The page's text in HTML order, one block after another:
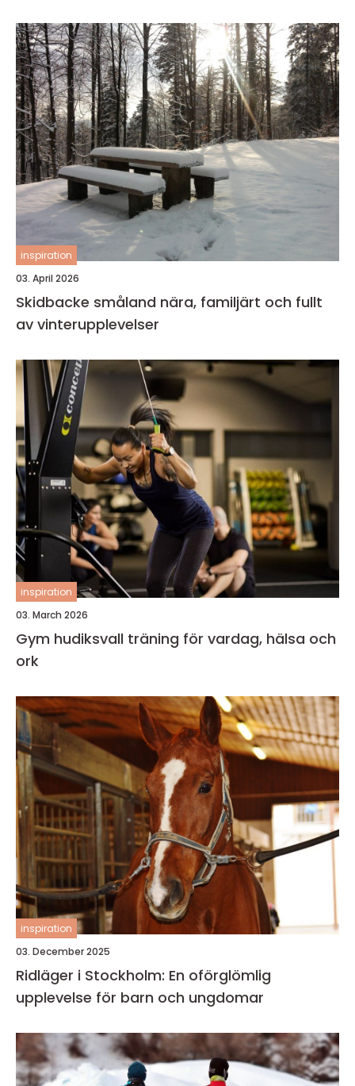
inspiration
03. April 2026
Skidbacke småland nära, familjärt och fullt
av vinterupplevelser
inspiration
03. March 2026
Gym hudiksvall träning för vardag, hälsa och
ork
inspiration
03. December 2025
Ridläger i Stockholm: En oförglömlig
upplevelse för barn och ungdomar